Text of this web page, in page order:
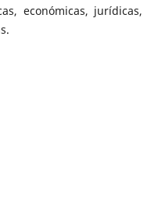
económicas, jurídicas,